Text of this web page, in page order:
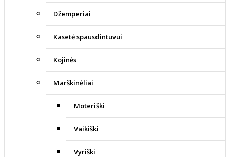
Džemperiai
Kasetė spausdintuvui
Kojinės
Marškinėliai
Moteriški
Vaikiški
Vyriški